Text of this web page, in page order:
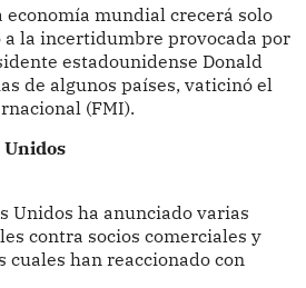
economía mundial crecerá solo
a la incertidumbre provocada por
estadounidense Donald
de algunos países, vaticinó el
(FMI).
Unidos
Unidos ha anunciado varias
contra socios comerciales y
cuales han reaccionado con